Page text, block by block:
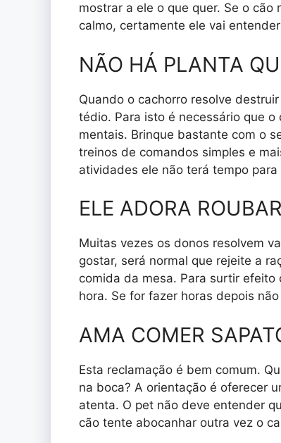
mostrar a ele o que quer. Se o
calmo, certamente ele vai
NÃO HÁ PLANTA
Quando o cachorro resolve
tédio. Para isto é necessário que
mentais. Brinque bastante com o
treinos de comandos simples e
atividades ele não terá tempo
ELE ADORA
Muitas vezes os donos resolvem
gostar, será normal que rejeite a
comida da mesa. Para surtir
hora. Se for fazer horas depois
AMA COMER
Esta reclamação é bem comum.
na boca? A orientação é oferecer
atenta. O pet não deve entender
cão tente abocanhar outra vez o